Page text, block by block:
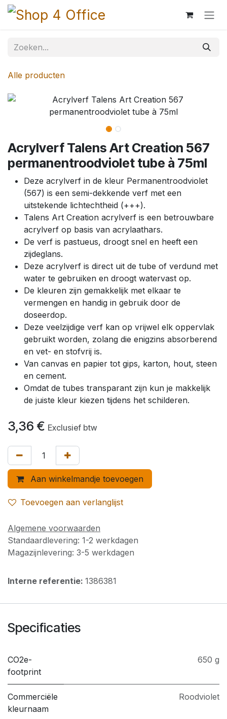
Overslaan naar inhoud
Alle producten
Acrylverf Talens Art Creation 567
permanentroodviolet tube à 75ml
Deze acrylverf in de kleur Permanentroodviolet
(567) is een semi-dekkende verf met een
uitstekende lichtechtheid (+++).
Talens Art Creation acrylverf is een betrouwbare
acrylverf op basis van acrylaathars.
De verf is pastueus, droogt snel en heeft een
zijdeglans.
Deze acrylverf is direct uit de tube of verdund met
water te gebruiken en droogt watervast op.
De kleuren zijn gemakkelijk met elkaar te
vermengen en handig in gebruik door de
doseerdop.
Deze veelzijdige verf kan op vrijwel elk oppervlak
gebruikt worden, zolang die enigzins absorberend
en vet- en stofvrij is.
Van canvas en papier tot gips, karton, hout, steen
en cement.
Omdat de tubes transparant zijn kun je makkelijk
de juiste kleur kiezen tijdens het schilderen.
3,36 € Exclusief btw
Aan winkelmandje toevoegen
Toevoegen aan verlanglijst
Algemene voorwaarden
Standaardlevering: 1-2 werkdagen
Magazijnlevering: 3-5 werkdagen
Interne referentie: 1386381
Specificaties
CO2e-
footprint
650 g
Commerciële
kleurnaam
Roodviolet